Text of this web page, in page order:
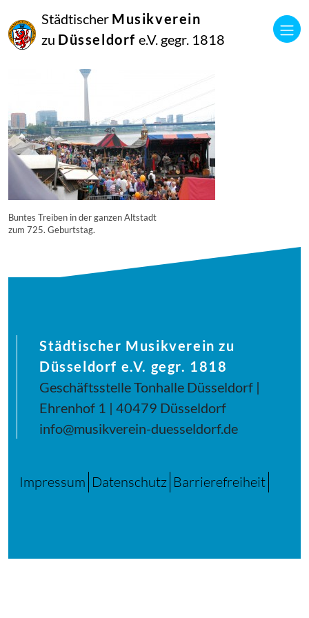
Städtischer Musikverein
zu Düsseldorf e.V. gegr. 1818
September
2014
Manfred Hill
Buntes Treiben in der ganzen Altstadt
zum 725. Geburtstag.
Städtischer Musikverein zu
Düsseldorf e.V. gegr. 1818
Geschäftsstelle Tonhalle Düsseldorf |
Ehrenhof 1 | 40479 Düsseldorf
info@musikverein-duesseldorf.de
Impressum Datenschutz Barrierefreiheit